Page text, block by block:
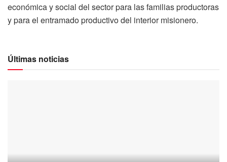
económica y social del sector para las familias productoras
y para el entramado productivo del interior misionero.
Últimas noticias